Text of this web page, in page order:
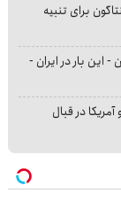
برای تنبیه
- این بار در ایران -
در قبال